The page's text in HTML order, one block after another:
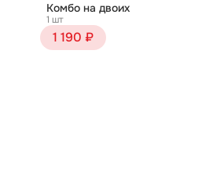
Комбо на двоих
1 шт
1 190 ₽